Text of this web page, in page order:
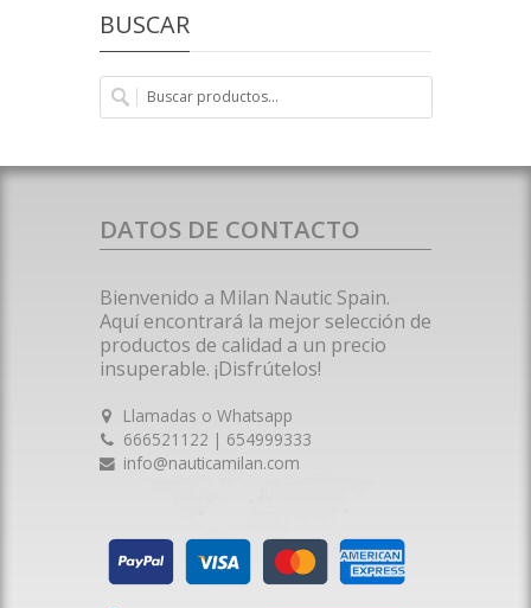
BUSCAR
DATOS DE CONTACTO
Bienvenido a Milan Nautic Spain.
Aquí encontrará la mejor selección de
productos de calidad a un precio
insuperable. ¡Disfrútelos!
Llamadas o Whatsapp
666521122 | 654999333
info@nauticamilan.com